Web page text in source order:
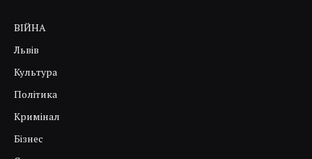
ВІЙНА
Львів
Культура
Політика
Кримінал
Бізнес